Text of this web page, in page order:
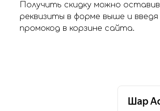
Получить скидку можно оставив
реквизиты в форме выше и введя
промокод в корзине сайта.